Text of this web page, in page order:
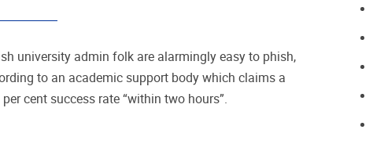
university admin folk are alarmingly easy to phish,
to an academic support body which claims a
per cent success rate “within two hours”.